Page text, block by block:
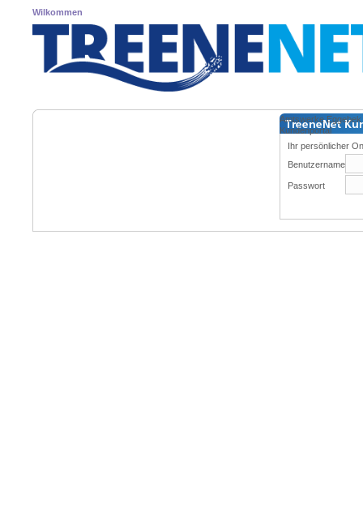
Wilkommen
Amtswerke
Kundenportal
Ihr persönlicher
Benutzername
Passwort